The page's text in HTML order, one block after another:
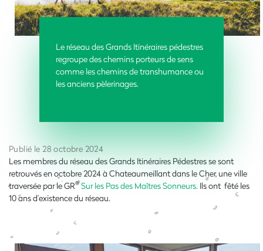
Le réseau des Grands Itinéraires pédestres
regroupe des chemins porteurs de sens
comme les chemins de transhumance ou
les anciens pèlerinages.
Publié le 28 octobre 2024
Les membres du réseau des Grands Itinéraires Pédestres se sont
retrouvés en octobre 2024 à Chateaumeillant dans le Cher, une ville
traversée par le GR®Sur les Pas des Maîtres Sonneurs. Ils ont fêté les
10 ans d’existence du réseau.